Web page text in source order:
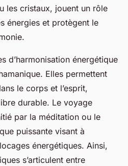
les cristaux, jouent un rôle
énergies et protègent le
d’harmonisation énergétique
Elles permettent
le corps et l’esprit,
durable. Le voyage
par la méditation ou le
puissante visant à
énergétiques. Ainsi,
s’articulent entre